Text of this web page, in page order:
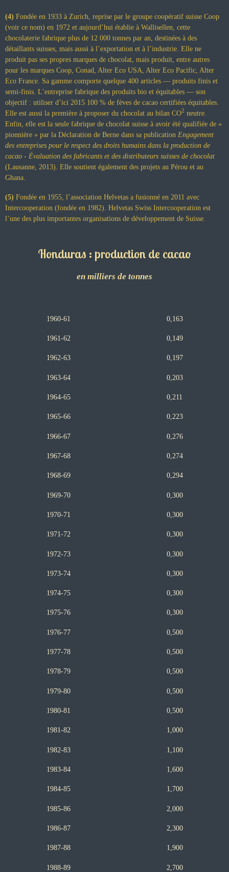
(4) Fondée en 1933 à Zurich, reprise par le groupe coopératif suisse Coop
(voir ce nom) en 1972 et aujourd’hui établie à Wallisellen, cette
chocolaterie fabrique plus de 12 000 tonnes par an, destinées à des
détaillants suisses, mais aussi à l’exportation et à l’industrie. Elle ne
produit pas ses propres marques de chocolat, mais produit, entre autres
pour les marques Coop, Conad, Alter Eco USA, Alter Eco Pacific, Alter
Eco France. Sa gamme comporte quelque 400 articles — produits finis et
semi-finis. L’entreprise fabrique des produits bio et équitables — son
objectif : utiliser d’ici 2015 100 % de fèves de cacao certifiées équitables.
Elle est aussi la première à proposer du chocolat au bilan CO2 neutre.
Enfin, elle est la seule fabrique de chocolat suisse à avoir été qualifiée de «
pionnière » par la Déclaration de Berne dans sa publication Engagement
des entreprises pour le respect des droits humains dans la production de
cacao - Évaluation des fabricants et des distributeurs suisses de chocolat
(Lausanne, 2013). Elle soutient également des projets au Pérou et au
Ghana.
(5) Fondée en 1955, l’association Helvetas a fusionné en 2011 avec
Intercooperation (fondée en 1982). Helvetas Swiss Intercooperation est
l’une des plus importantes organisations de développement de Suisse.
Honduras : production de cacao
en milliers de tonnes
1960-61 0,163
1961-62 0,149
1962-63 0,197
1963-64 0,203
1964-65 0,211
1965-66 0,223
1966-67 0,276
1967-68 0,274
1968-69 0,294
1969-70 0,300
1970-71 0,300
1971-72 0,300
1972-73 0,300
1973-74 0,300
1974-75 0,300
1975-76 0,300
1976-77 0,500
1977-78 0,500
1978-79 0,500
1979-80 0,500
1980-81 0,500
1981-82 1,000
1982-83 1,100
1983-84 1,600
1984-85 1,700
1985-86 2,000
1986-87 2,300
1987-88 1,900
1988-89 2,700